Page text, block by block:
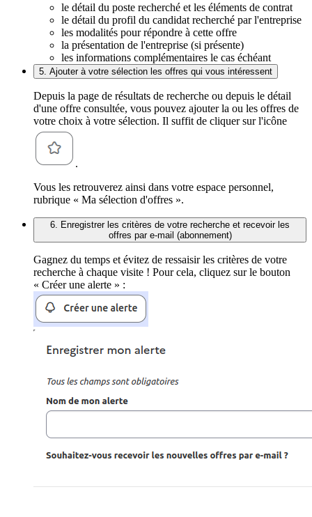
le détail du poste recherché et les éléments de contrat
le détail du profil du candidat recherché par l'entreprise
les modalités pour répondre à cette offre
la présentation de l'entreprise (si présente)
les informations complémentaires le cas échéant
5. Ajouter à votre sélection les offres qui vous intéressent
Depuis la page de résultats de recherche ou depuis le détail
d'une offre consultée, vous pouvez ajouter la ou les offres de
votre choix à votre sélection. Il suffit de cliquer sur l'icône
.
Vous les retrouverez ainsi dans votre espace personnel,
rubrique « Ma sélection d'offres ».
6. Enregistrer les critères de votre recherche et recevoir les
offres par e-mail (abonnement)
Gagnez du temps et évitez de ressaisir les critères de votre
recherche à chaque visite ! Pour cela, cliquez sur le bouton
« Créer une alerte » :